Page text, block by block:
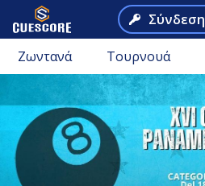
Σύνδεση
Ζωντανά Τουρνουά